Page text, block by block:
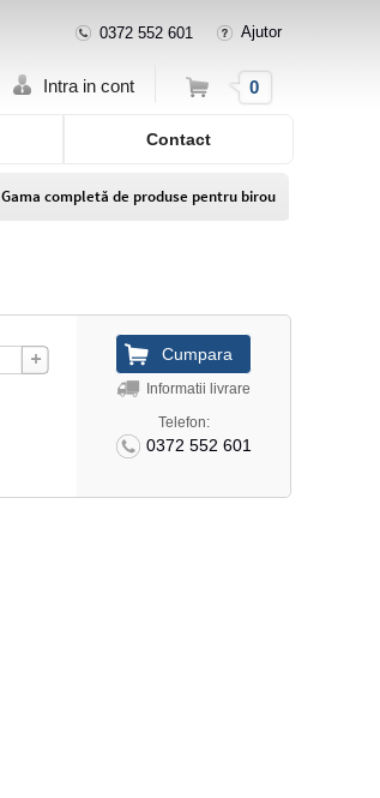
0372 552 601 Ajutor
Intra in cont Cos 0
Contact
Gama completă de produse pentru birou
Informatii livrare
Telefon:
0372 552 601